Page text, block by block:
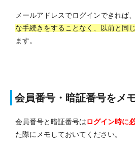
メールアドレスでログインできれば
な手続きをすることなく 、以前と同
ます。
会員番号・暗証番号をメ
会員番号と暗証番号はログイン時に
た際にメモしておいてください。